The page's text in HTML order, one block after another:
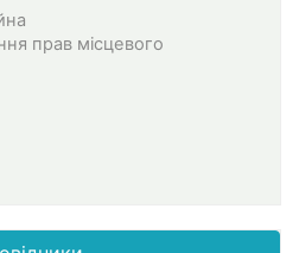
прав місцевого